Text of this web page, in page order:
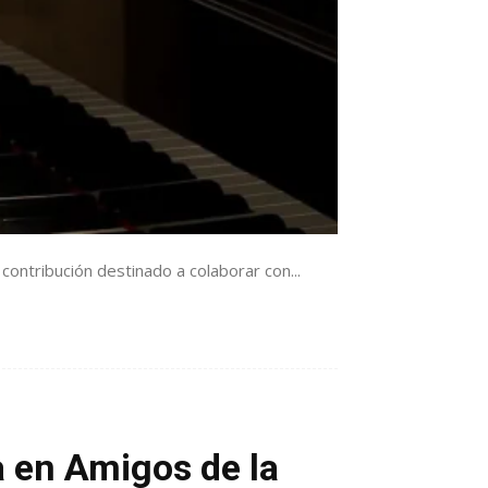
destinado a colaborar con...
Amigos de la